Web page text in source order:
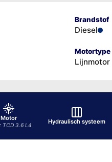
Brandstof
Diesel
Motortype
Lijnmotor
Motor
TCD 3.6 L4 Hydraulisch systeem